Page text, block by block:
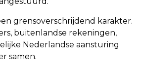
grensoverschrijdend karakter.
buitenlandse rekeningen,
Nederlandse aansturing
samen.